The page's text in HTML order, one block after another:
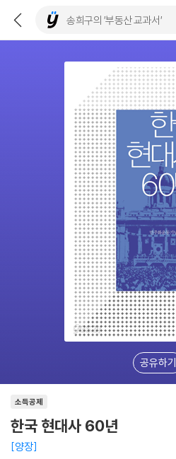
공유하기
소득공제
한국 현대사 60년
양장